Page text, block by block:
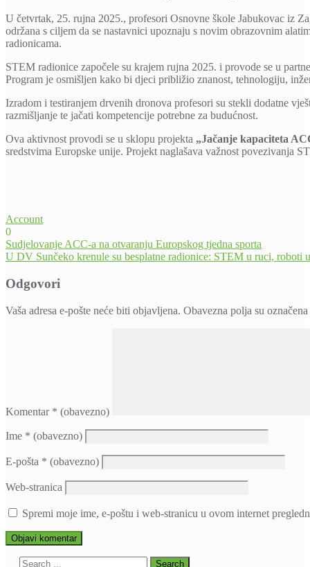
U četvrtak, 25. rujna 2025., profesori Osnovne škole Jabukovac iz
održana s ciljem da se nastavnici upoznaju s novim obrazovnim
radionicama.
STEM radionice započele su krajem rujna 2025. i provode se u
Program je osmišljen kako bi djeci približio znanost, tehnologiju,
Izradom i testiranjem drvenih dronova profesori su stekli dodatne
razmišljanje te jačati kompetencije potrebne za budućnost.
Ova aktivnost provodi se u sklopu projekta „Jačanje kapaciteta
sredstvima Europske unije. Projekt naglašava važnost povezivanja
Account
0
Navigacija
objava
Sudjelovanje ACC-a na otvaranju Europskog tjedna sporta
U DV Sunčeko krenule su besplatne radionice: STEM u ruci, roboti
Odgovori
Vaša adresa e-pošte neće biti objavljena. Obavezna polja su
Komentar * (obavezno)
Ime * (obavezno)
E-pošta * (obavezno)
Web-stranica
Spremi moje ime, e-poštu i web-stranicu u ovom internet